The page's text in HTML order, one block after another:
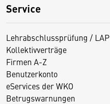
Service
Lehrabschlussprüfung / LAP
Kollektivverträge
Firmen A-Z
Benutzerkonto
eServices der WKO
Betrugswarnungen